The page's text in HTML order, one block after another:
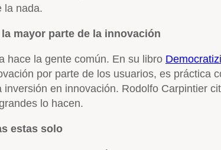
la nada.
mayor parte de la innovación
hace la gente común. En su libro
por parte de los usuarios, es práctica
en innovación. Rodolfo Carpintier
lo hacen.
estas solo